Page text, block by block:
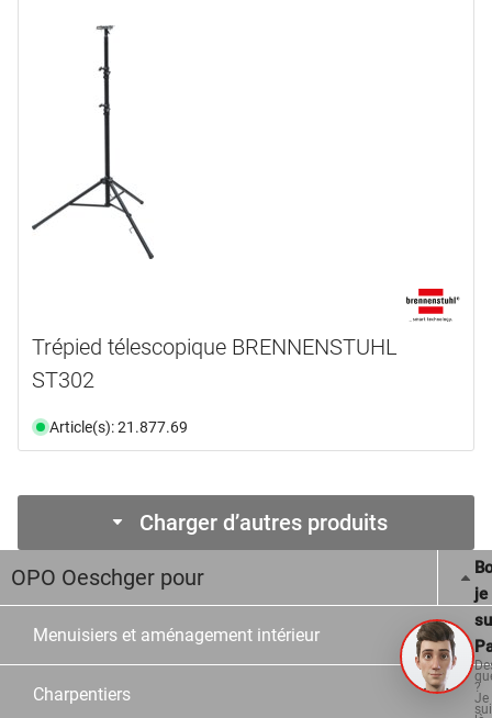
Trépied télescopique BRENNENSTUHL
ST302
Article(s): 21.877.69
Charger d’autres produits
OPO Oeschger pour
Menuisiers et aménagement intérieur
Charpentiers
je
?
Je